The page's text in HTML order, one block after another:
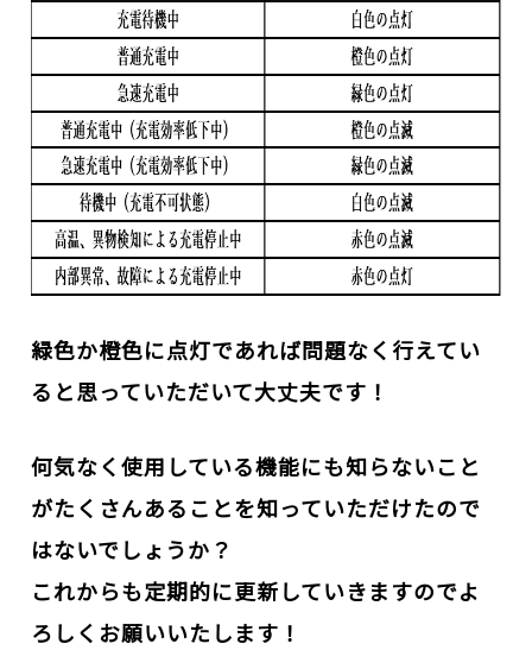
緑色か橙色に点灯であれば問題なく行えてい
ると思っていただいて大丈夫です！
何気なく使用している機能にも知らないこと
がたくさんあることを知っていただけたので
はないでしょうか？
これからも定期的に更新していきますのでよ
ろしくお願いいたします！